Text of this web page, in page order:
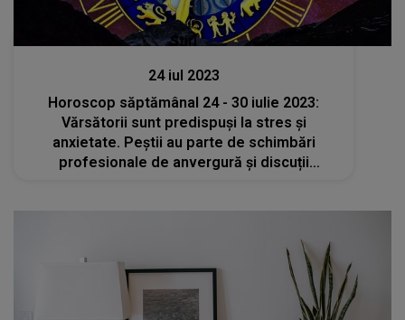
Stiri
24 iul 2023
Horoscop săptămânal 24 - 30 iulie 2023:
Vărsătorii sunt predispuși la stres și
anxietate. Peștii au parte de schimbări
profesionale de anvergură și discuții